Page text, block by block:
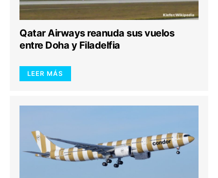
Qatar Airways reanuda sus vuelos
entre Doha y Filadelfia
LEER MÁS